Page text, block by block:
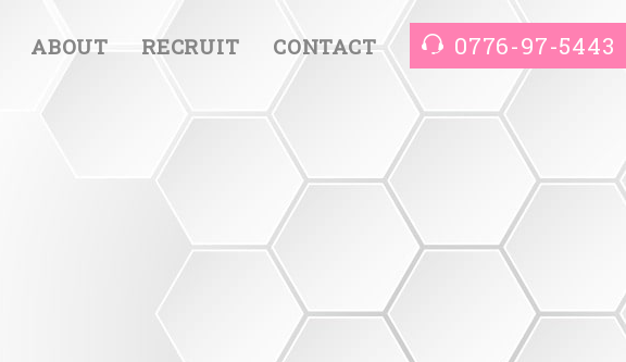
ABOUT RECRUIT CONTACT 0776-97-5443